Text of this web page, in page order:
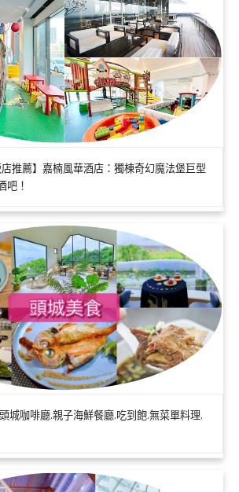
推薦】嘉楠風華酒店：獨棟奇幻魔法堡巨型
吧！
城咖啡廳.親子海鮮餐廳.吃到飽.無菜單料理.